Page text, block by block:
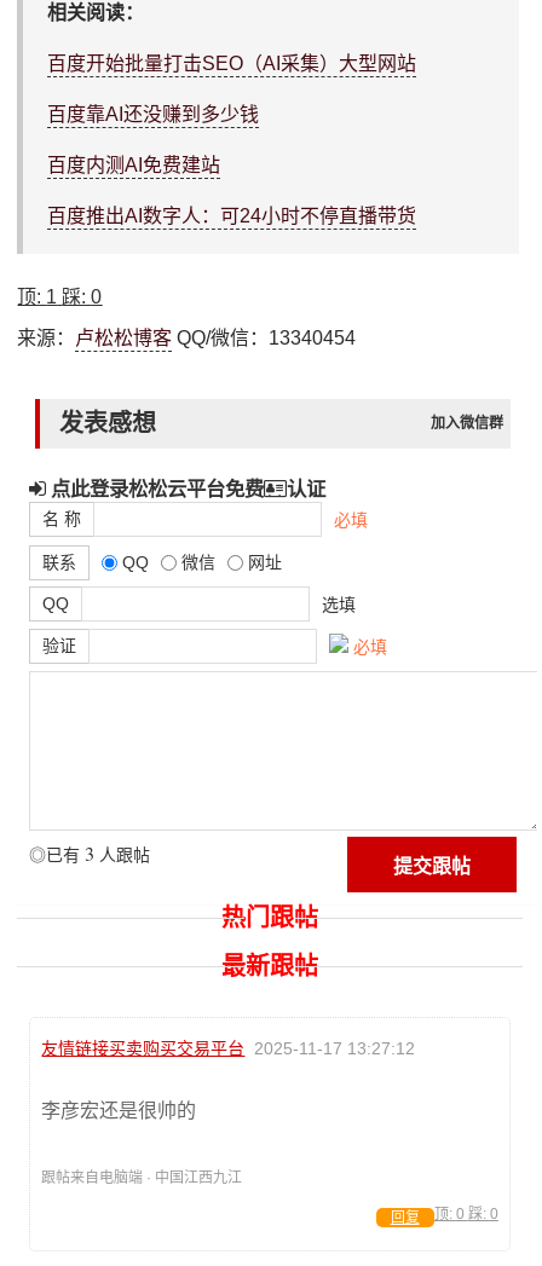
相关阅读：
百度开始批量打击SEO（AI采集）大型网站
百度靠AI还没赚到多少钱
百度内测AI免费建站
百度推出AI数字人：可24小时不停直播带货
顶: 1 踩:0
来源： 卢松松博客 QQ/微信：13340454
发表感想 加入微信群
点此登录松松云平台免费 认证
名 称 必填
联系 QQ 微信 网址
QQ 选填
验证 必填
◎已有 3 人跟帖
热门跟帖
最新跟帖
友情链接买卖购买交易平台 2025-11-17 13:27:12
李彦宏还是很帅的
跟帖来自电脑端 · 中国江西九江
顶: 0 踩: 0
回复